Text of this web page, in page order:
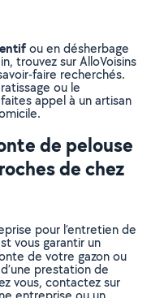
ou en désherbage
trouvez sur AlloVoisins
faire recherchés.
ou le
appel à un artisan
de pelouse
de chez
pour l’entretien de
vous garantir un
de votre gazon ou
prestation de
vous, contactez sur